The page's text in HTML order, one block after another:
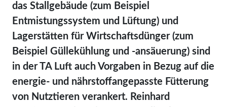
das Stallgebäude (zum Beispiel
Entmistungssystem und Lüftung) und
Lagerstätten für Wirtschaftsdünger (zum
Beispiel Güllekühlung und -ansäuerung) sind
in der TA Luft auch Vorgaben in Bezug auf die
energie- und nährstoffangepasste Fütterung
von Nutztieren verankert. Reinhard